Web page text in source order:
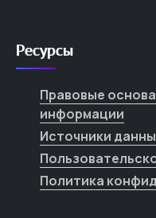
Ресурсы
Правовые
информации
Источники
Политика